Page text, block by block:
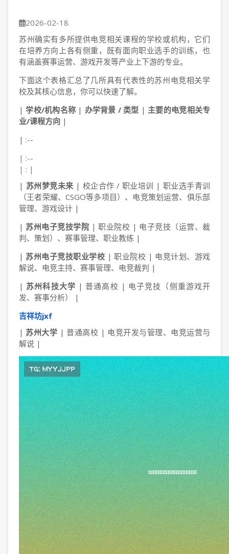
2026-02-18
苏州确实有多所提供电竞相关课程的学校或机构，它们
在培养方向上各有侧重，既有面向职业选手的训练，也
有涵盖赛事运营、游戏开发等产业上下游的专业。
下面这个表格汇总了几所具有代表性的苏州电竞相关学
校及其核心信息，你可以快速了解。
| 学校/机构名称 | 办学背景 / 类型 | 主要的电竞相关专
业/课程方向 |
| :--
| :--
| : |
| 苏州梦竞未来 | 校企合作 / 职业培训 | 职业选手青训
（王者荣耀、CSGO等多项目）、电竞策划运营、俱乐部
管理、游戏设计 |
| 苏州电子竞技学院 | 职业院校 | 电子竞技（运营、裁
判、策划）、赛事管理、职业教练 |
| 苏州电子竞技职业学校 | 职业院校 | 电竞计划、游戏
解说、电竞主持、赛事管理、电竞裁判 |
| 苏州科技大学 | 普通高校 | 电子竞技（侧重游戏开
发、赛事分析） |
吉祥坊jxf
| 苏州大学 | 普通高校 | 电竞开发与管理、电竞运营与
解说 |